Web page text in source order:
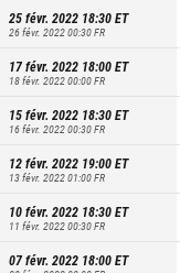
25 févr. 2022 18:30ET
26 févr. 2022 00:30FR
17 févr. 2022 18:00ET
18 févr. 2022 00:00FR
15 févr. 2022 18:30ET
16 févr. 2022 00:30FR
12 févr. 2022 19:00ET
13 févr. 2022 01:00FR
10 févr. 2022 18:30ET
11 févr. 2022 00:30FR
07 févr. 2022 18:00ET